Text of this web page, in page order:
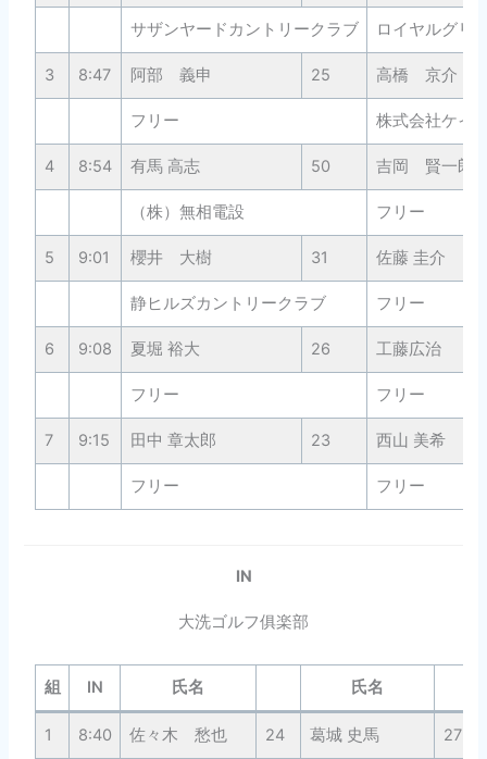
サザンヤードカントリークラブ ロイヤルグリ
3 8:47 阿部 義申 25 高橋 京介
フリー 株式会社ケイ•
4 8:54 有馬 高志 50 吉岡 賢一郎
（株）無相電設 フリー
5 9:01 櫻井 大樹 31 佐藤 圭介
静ヒルズカントリークラブ フリー
6 9:08 夏堀 裕大 26 工藤広治
フリー フリー
7 9:15 田中 章太郎 23 西山 美希
フリー フリー
IN
大洗ゴルフ俱楽部
組 IN 氏名 氏名
1 8:40 佐々木 愁也 24 葛城 史馬 27